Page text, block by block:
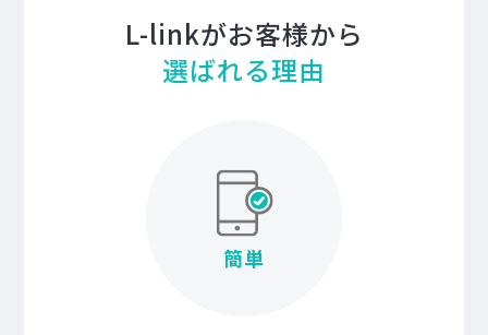
L-linkがお客様から
選ばれる理由
簡単